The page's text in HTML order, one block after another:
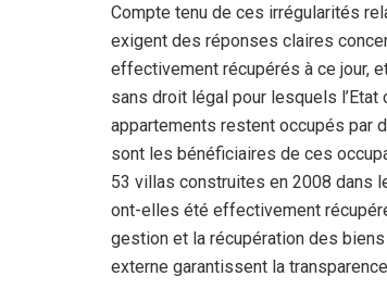
Compte tenu de ces irrégularités
exigent des réponses claires
effectivement récupérés à ce jour,
sans droit légal pour lesquels
appartements restent occupés par
sont les bénéficiaires de ces
53 villas construites en 2008 dans
ont-elles été effectivement
gestion et la récupération des
externe garantissent la